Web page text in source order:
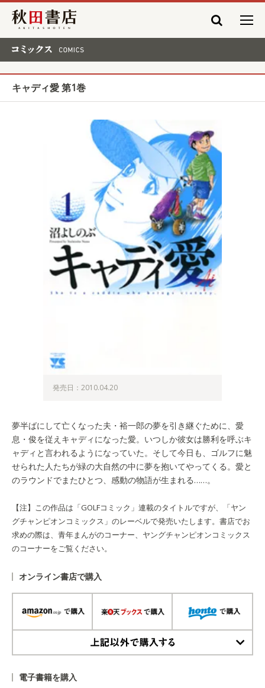
秋田書店
キャディ愛 第1巻
発売日：2010.04.20
夢半ばにして亡くなった夫・裕一郎の夢を引き継ぐために、愛
息・俊を従えキャディになった愛。いつしか彼女は勝利を呼ぶキ
ャディと言われるようになっていた。そして今日も、ゴルフに魅
せられた人たちが緑の大自然の中に夢を抱いてやってくる。愛と
のラウンドでまたひとつ、感動の物語が生まれる……。
【注】この作品は「GOLFコミック」連載のタイトルですが、「ヤン
グチャンピオンコミックス」のレーベルで発売いたします。書店でお
求めの際は、青年まんがのコーナー、ヤングチャンピオンコミックス
のコーナーをご覧ください。
オンライン書店で購入
電子書籍を購入